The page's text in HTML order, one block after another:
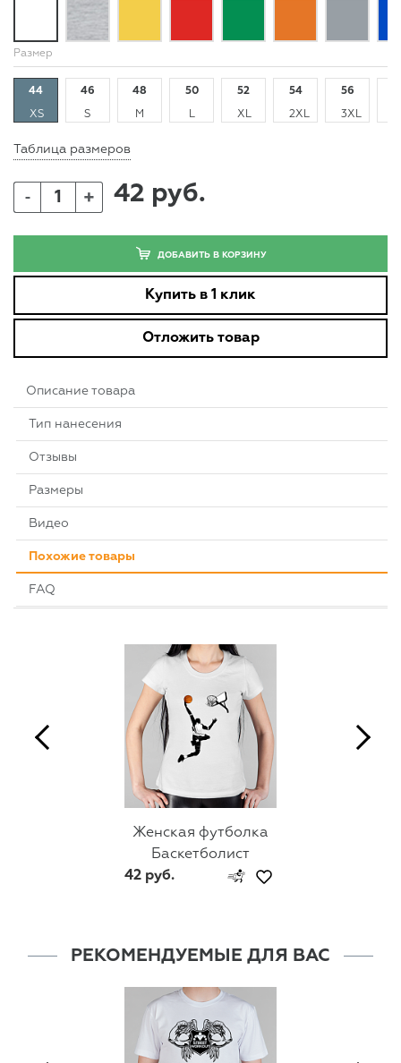
Размер
44
XS
46
S
48
M
50
L
52
XL
54
2XL
56
3XL
Таблица размеров
- + 42 руб.
ДОБАВИТЬ В КОРЗИНУ
Купить в 1 клик
Отложить товар
Описание товара
Тип нанесения
Отзывы
Размеры
Видео
Похожие товары
FAQ
Женская футболка
Баскетболист
42 руб.
РЕКОМЕНДУЕМЫЕ ДЛЯ ВАС